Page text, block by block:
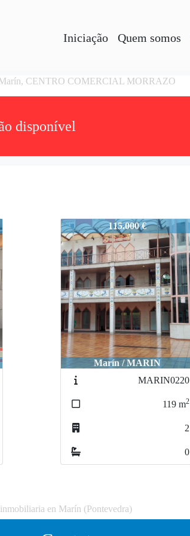
Iniciação Quem somos
Marín, CENTRO COMERCIAL MORRAZO
disponível
MARIN0216115.000 €
Marín / MARIN
MARIN0220
119 m2
2
0
en Marín (Pontevedra)